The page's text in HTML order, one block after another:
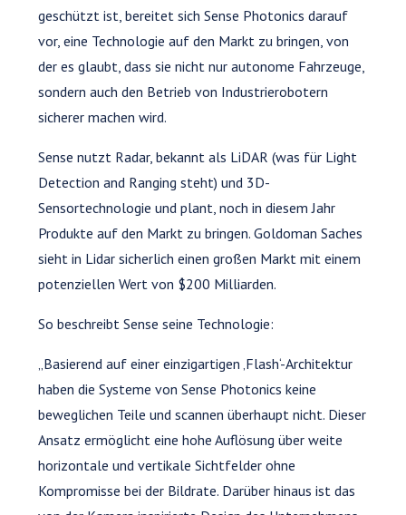
geschützt ist, bereitet sich Sense Photonics darauf
vor, eine Technologie auf den Markt zu bringen, von
der es glaubt, dass sie nicht nur autonome Fahrzeuge,
sondern auch den Betrieb von Industrierobotern
sicherer machen wird.
Sense nutzt Radar, bekannt als LiDAR (was für Light
Detection and Ranging steht) und 3D-
Sensortechnologie und plant, noch in diesem Jahr
Produkte auf den Markt zu bringen. Goldoman Saches
sieht in Lidar sicherlich einen großen Markt mit einem
potenziellen Wert von $200 Milliarden.
So beschreibt Sense seine Technologie:
„Basierend auf einer einzigartigen ‚Flash‘-Architektur
haben die Systeme von Sense Photonics keine
beweglichen Teile und scannen überhaupt nicht. Dieser
Ansatz ermöglicht eine hohe Auflösung über weite
horizontale und vertikale Sichtfelder ohne
Kompromisse bei der Bildrate. Darüber hinaus ist das